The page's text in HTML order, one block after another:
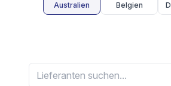
Australien Belgien